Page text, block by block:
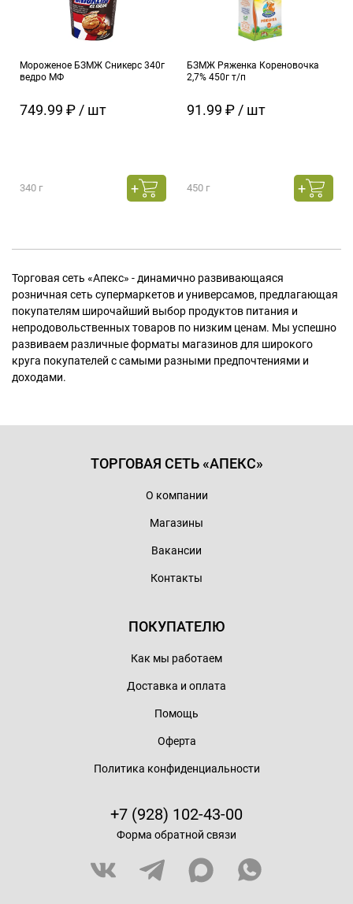
Мороженое БЗМЖ Сникерс 340г
ведро МФ
749.99 ₽ / шт
340 г
БЗМЖ Ряженка Кореновочка
2,7% 450г т/п
91.99 ₽ / шт
450 г
Торговая сеть «Апекс» - динамично развивающаяся
розничная сеть супермаркетов и универсамов, предлагающая
покупателям широчайший выбор продуктов питания и
непродовольственных товаров по низким ценам. Мы успешно
развиваем различные форматы магазинов для широкого
круга покупателей с самыми разными предпочтениями и
доходами.
ТОРГОВАЯ СЕТЬ «АПЕКС»
О компании
Магазины
Вакансии
Контакты
ПОКУПАТЕЛЮ
Как мы работаем
Доставка и оплата
Помощь
Оферта
Политика конфиденциальности
+7 (928) 102-43-00
Форма обратной связи